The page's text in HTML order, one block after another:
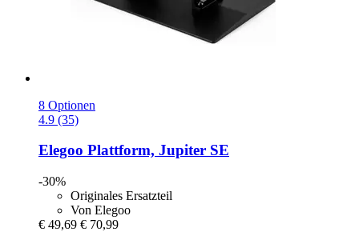
8 Optionen
4.9 (35)
Elegoo Plattform, Jupiter SE
-30%
Originales Ersatzteil
Von Elegoo
€ 49,69 € 70,99